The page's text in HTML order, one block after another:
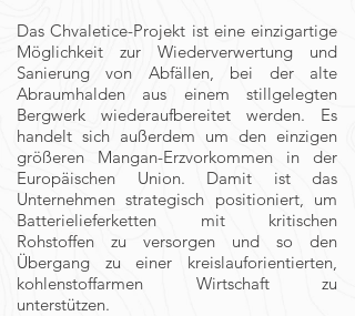
Das Chvaletice-Projekt ist eine einzigartige
Möglichkeit zur Wiederverwertung und
Sanierung von Abfällen, bei der alte
Abraumhalden aus einem stillgelegten
Bergwerk wiederaufbereitet werden. Es
handelt sich außerdem um den einzigen
größeren Mangan-Erzvorkommen in der
Europäischen Union. Damit ist das
Unternehmen strategisch positioniert, um
Batterielieferketten mit kritischen
Rohstoffen zu versorgen und so den
Übergang zu einer kreislauforientierten,
kohlenstoffarmen Wirtschaft zu
unterstützen.